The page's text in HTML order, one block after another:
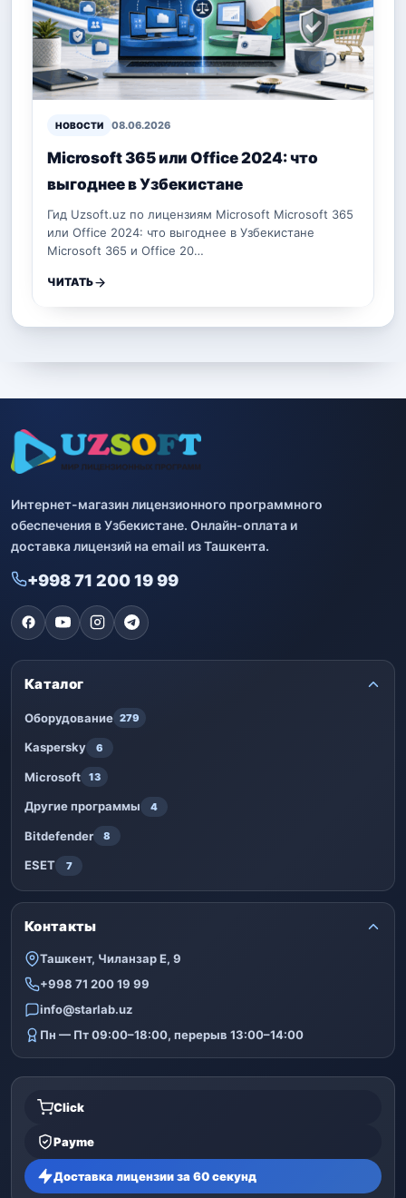
НОВОСТИ 08.06.2026
Microsoft 365 или Office 2024: что
выгоднее в Узбекистане
Гид Uzsoft.uz по лицензиям Microsoft Microsoft 365
или Office 2024: что выгоднее в Узбекистане
Microsoft 365 и Office 20…
ЧИТАТЬ
Интернет-магазин лицензионного программного
обеспечения в Узбекистане. Онлайн-оплата и
доставка лицензий на email из Ташкента.
+998 71 200 19 99
Каталог
Оборудование 279
Kaspersky 6
Microsoft 13
Другие программы 4
Bitdefender 8
ESET 7
Контакты
Ташкент, Чиланзар Е, 9
+998 71 200 19 99
info@starlab.uz
Пн — Пт 09:00–18:00, перерыв 13:00–14:00
Click
Payme
Доставка лицензии за 60 секунд